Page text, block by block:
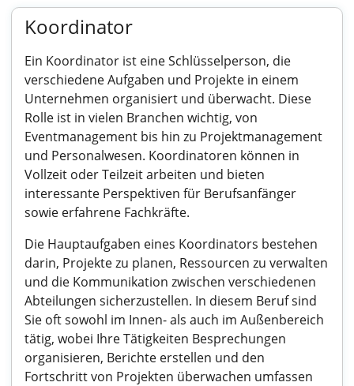
Koordinator
Ein Koordinator ist eine Schlüsselperson, die
verschiedene Aufgaben und Projekte in einem
Unternehmen organisiert und überwacht. Diese
Rolle ist in vielen Branchen wichtig, von
Eventmanagement bis hin zu Projektmanagement
und Personalwesen. Koordinatoren können in
Vollzeit oder Teilzeit arbeiten und bieten
interessante Perspektiven für Berufsanfänger
sowie erfahrene Fachkräfte.
Die Hauptaufgaben eines Koordinators bestehen
darin, Projekte zu planen, Ressourcen zu verwalten
und die Kommunikation zwischen verschiedenen
Abteilungen sicherzustellen. In diesem Beruf sind
Sie oft sowohl im Innen- als auch im Außenbereich
tätig, wobei Ihre Tätigkeiten Besprechungen
organisieren, Berichte erstellen und den
Fortschritt von Projekten überwachen umfassen